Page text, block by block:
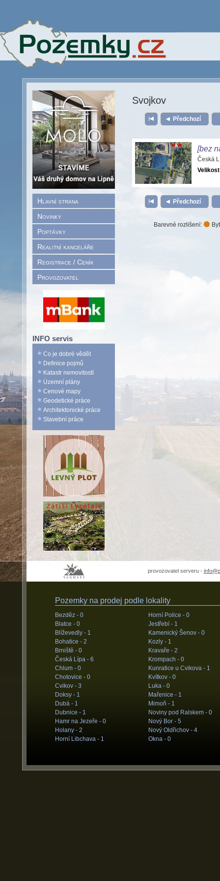
Hlavní strana
Novinky
Poptávky
Realitní kanceláře
Registrace / Ceník
Provozovatel
INFO servis
Co je dobré vědět
Definice pojmů
Katastr nemovitostí
Územní plány
Cenové mapy
Geodetické práce
Architektonické práce
Stavební práce
Svojkov
Předchozí
[bez
Česká
Předchozí
Barevné rozlišení:
provozovatel serveru -
Pozemky na prodej podle lokality
Bezděz - 0
Blatce - 0
Blíževedly - 1
Bohatice - 2
Brniště - 0
Česká Lípa - 6
Chlum - 0
Chotovice - 0
Cvikov - 3
Doksy - 1
Dubá - 1
Dubnice - 1
Hamr na Jezeře - 0
Holany - 2
Horní Libchava - 1
Horní Police - 0
Jestřebí - 1
Kamenický Šenov - 0
Kozly - 1
Kravaře - 2
Krompach - 0
Kunratice u Cvikova - 1
Kvítkov - 0
Luka - 0
Mařenice - 1
Mimoň - 1
Noviny pod Ralskem - 0
Nový Bor - 5
Nový Oldřichov - 4
Okna - 0